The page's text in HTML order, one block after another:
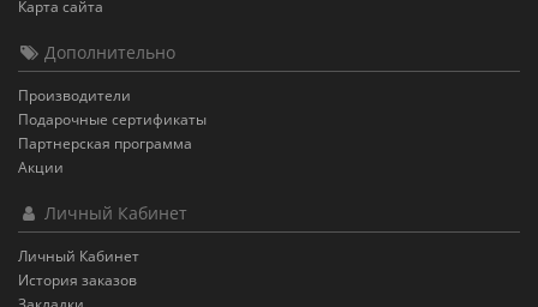
Карта сайта
Дополнительно
Производители
Подарочные сертификаты
Партнерская программа
Акции
Личный Кабинет
Личный Кабинет
История заказов